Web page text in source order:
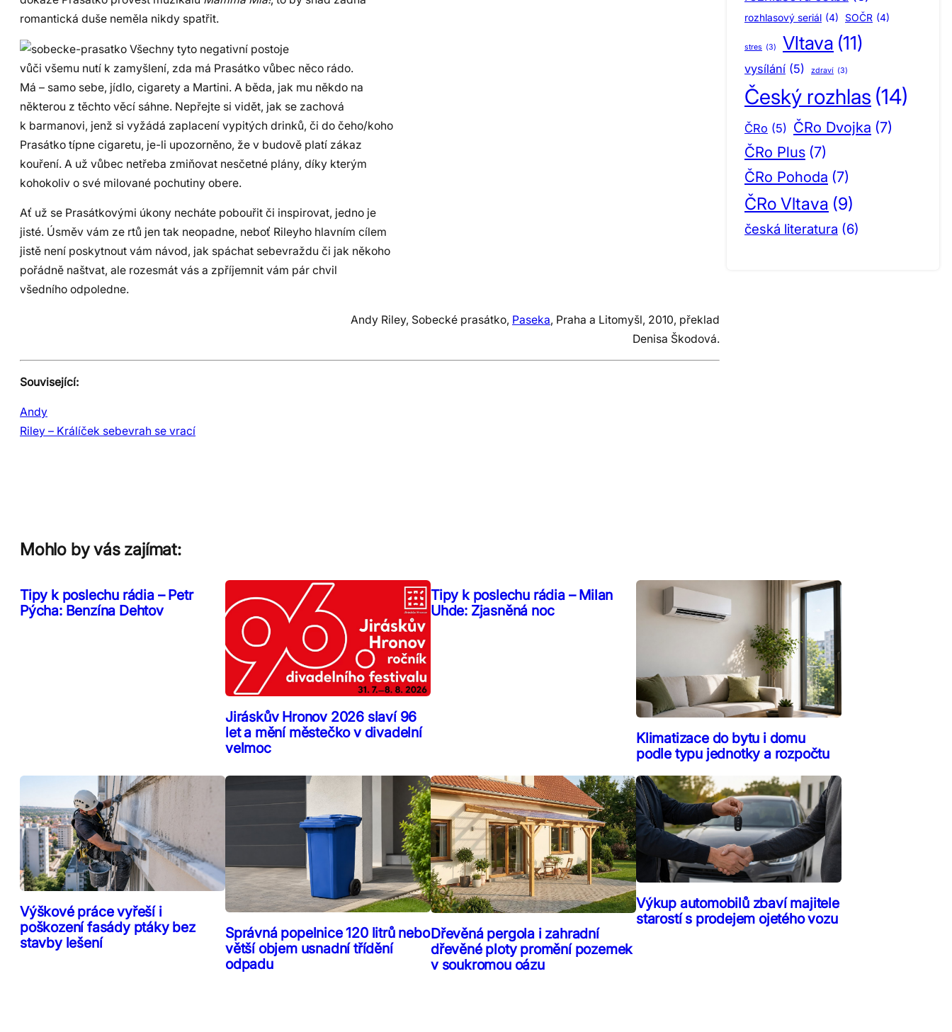
romantická duše neměla nikdy spatřit.
Všechny tyto negativní postoje
vůči všemu nutí k zamyšlení, zda má Prasátko vůbec něco rádo.
Má – samo sebe, jídlo, cigarety a Martini. A běda, jak mu někdo na
některou z těchto věcí sáhne. Nepřejte si vidět, jak se zachová
k barmanovi, jenž si vyžádá zaplacení vypitých drinků, či do čeho/koho
Prasátko típne cigaretu, je-li upozorněno, že v budově platí zákaz
kouření. A už vůbec netřeba zmiňovat nesčetné plány, díky kterým
kohokoliv o své milované pochutiny obere.
Ať už se Prasátkovými úkony necháte pobouřit či inspirovat, jedno je
jisté. Úsměv vám ze rtů jen tak neopadne, neboť Rileyho hlavním cílem
jistě není poskytnout vám návod, jak spáchat sebevraždu či jak někoho
pořádně naštvat, ale rozesmát vás a zpříjemnit vám pár chvil
všedního odpoledne.
Andy Riley, Sobecké prasátko, Paseka, Praha a Litomyšl, 2010, překlad
Denisa Škodová.
Související:
Andy
Riley – Králíček sebevrah se vrací
rozhlasový seriál (4) SOČR (4)
stres (3) Vltava (11)
vysílání (5) zdraví (3)
Český rozhlas (14)
ČRo (5) ČRo Dvojka (7)
ČRo Plus (7)
ČRo Pohoda (7)
ČRo Vltava (9)
česká literatura (6)
Mohlo by vás zajímat:
Tipy k poslechu rádia – Petr
Pýcha: Benzína Dehtov
Jiráskův Hronov 2026 slaví 96
let a mění městečko v divadelní
velmoc
Tipy k poslechu rádia – Milan
Uhde: Zjasněná noc
Klimatizace do bytu i domu
podle typu jednotky a rozpočtu
Výškové práce vyřeší i
poškození fasády ptáky bez
stavby lešení
Správná popelnice 120 litrů nebo
větší objem usnadní třídění
odpadu
Dřevěná pergola i zahradní
dřevěné ploty promění pozemek
v soukromou oázu
Výkup automobilů zbaví majitele
starostí s prodejem ojetého vozu